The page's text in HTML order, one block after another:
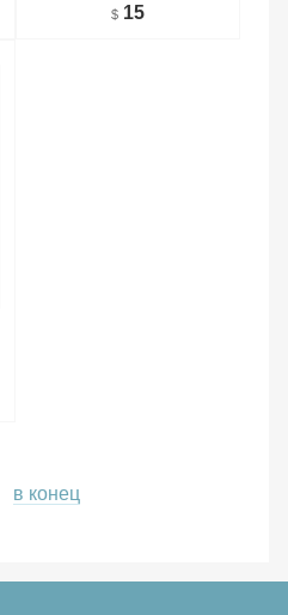
15
в конец